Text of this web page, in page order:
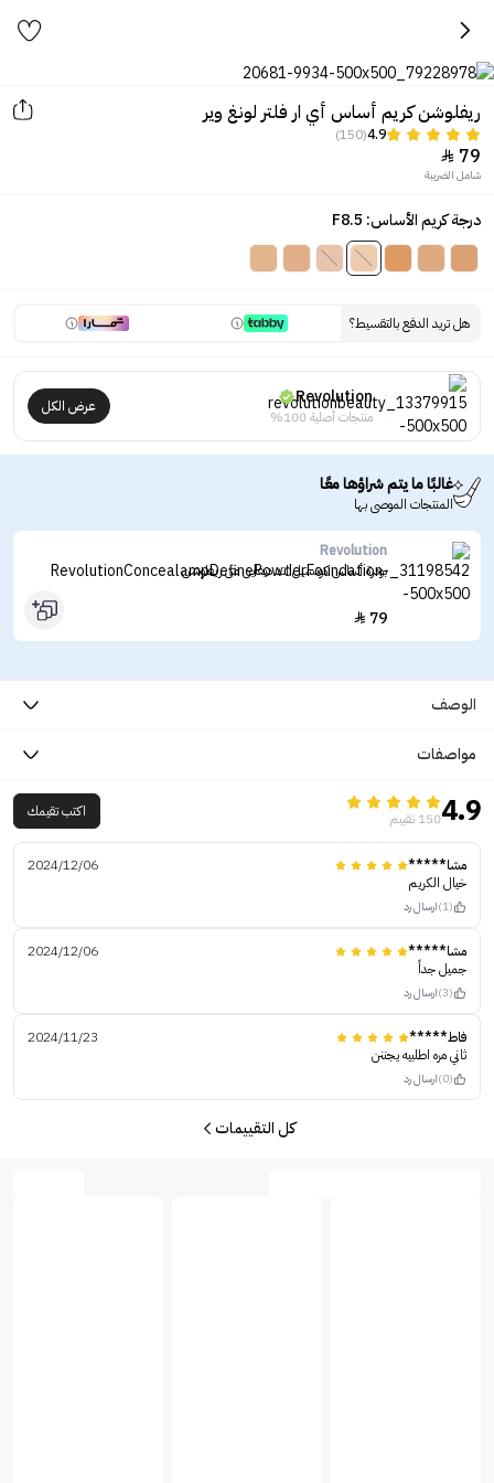
ريفلوشن كريم أساس أي ار فلتر لونغ وير
4.9
(150)
79

شامل الضريبة
درجة كريم الأساس: F8.5
هل تريد الدفع بالتقسيط؟
Revolution
منتجات أصلية 100%
عرض الكل
غالبًا ما يتم شراؤها معًا
المنتجات الموصى بها
Revolution
بودرة أساس كونسيل اند ديفاين من ريفلوشن
79

الوصف
مواصفات
4.9150 تقييم اكتب تقيمك
مشا*****
2024/12/06
خيال الكريم
(1) ارسال رد
مشا*****
2024/12/06
جميل جداً
(3) ارسال رد
فاط*****
2024/11/23
ثاني مره اطلبيه يجننن
(0) ارسال رد
كل التقييمات